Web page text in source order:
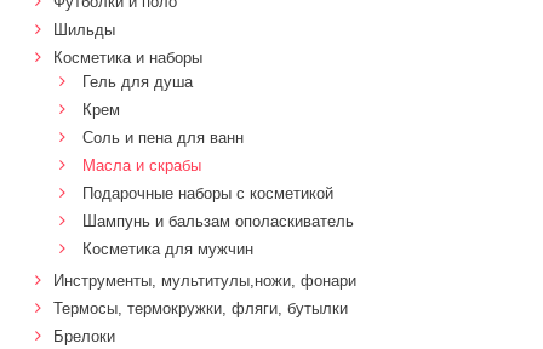
Шильды
Косметика и наборы
Гель для душа
Крем
Соль и пена для ванн
Масла и скрабы
Подарочные наборы с косметикой
Шампунь и бальзам ополаскиватель
Косметика для мужчин
Инструменты, мультитулы,ножи, фонари
Термосы, термокружки, фляги, бутылки
Брелоки